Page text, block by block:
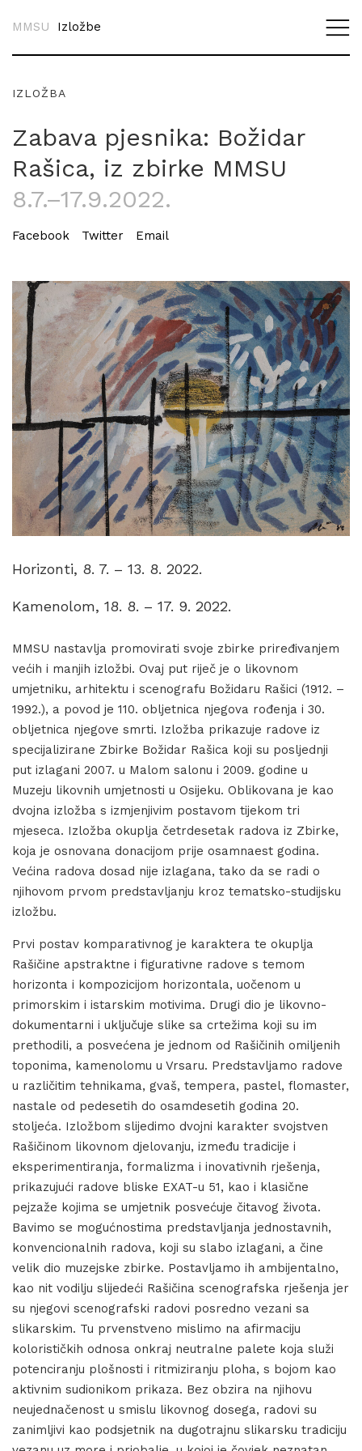
MMSU Izložbe
IZLOŽBA
Zabava pjesnika: Božidar
Rašica, iz zbirke MMSU
8.7.–17.9.2022.
Facebook Twitter Email
Horizonti, 8. 7. – 13. 8. 2022.
Kamenolom, 18. 8. – 17. 9. 2022.
MMSU nastavlja promovirati svoje zbirke priređivanjem
većih i manjih izložbi. Ovaj put riječ je o likovnom
umjetniku, arhitektu i scenografu Božidaru Rašici (1912. –
1992.), a povod je 110. obljetnica njegova rođenja i 30.
obljetnica njegove smrti. Izložba prikazuje radove iz
specijalizirane Zbirke Božidar Rašica koji su posljednji
put izlagani 2007. u Malom salonu i 2009. godine u
Muzeju likovnih umjetnosti u Osijeku. Oblikovana je kao
dvojna izložba s izmjenjivim postavom tijekom tri
mjeseca. Izložba okuplja četrdesetak radova iz Zbirke,
koja je osnovana donacijom prije osamnaest godina.
Većina radova dosad nije izlagana, tako da se radi o
njihovom prvom predstavljanju kroz tematsko-studijsku
izložbu.
Prvi postav komparativnog je karaktera te okuplja
Rašičine apstraktne i figurativne radove s temom
horizonta i kompozicijom horizontala, uočenom u
primorskim i istarskim motivima. Drugi dio je likovno-
dokumentarni i uključuje slike sa crtežima koji su im
prethodili, a posvećena je jednom od Rašičinih omiljenih
toponima, kamenolomu u Vrsaru. Predstavljamo radove
u različitim tehnikama, gvaš, tempera, pastel, flomaster,
nastale od pedesetih do osamdesetih godina 20.
stoljeća. Izložbom slijedimo dvojni karakter svojstven
Rašičinom likovnom djelovanju, između tradicije i
eksperimentiranja, formalizma i inovativnih rješenja,
prikazujući radove bliske EXAT-u 51, kao i klasične
pejzaže kojima se umjetnik posvećuje čitavog života.
Bavimo se mogućnostima predstavljanja jednostavnih,
konvencionalnih radova, koji su slabo izlagani, a čine
velik dio muzejske zbirke. Postavljamo ih ambijentalno,
kao nit vodilju slijedeći Rašičina scenografska rješenja jer
su njegovi scenografski radovi posredno vezani sa
slikarskim. Tu prvenstveno mislimo na afirmaciju
kolorističkih odnosa onkraj neutralne palete koja služi
potenciranju plošnosti i ritmiziranju ploha, s bojom kao
aktivnim sudionikom prikaza. Bez obzira na njihovu
neujednačenost u smislu likovnog dosega, radovi su
zanimljivi kao podsjetnik na dugotrajnu slikarsku tradiciju